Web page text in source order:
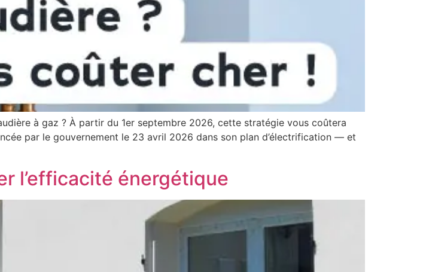
à gaz ? À partir du 1er septembre 2026, cette stratégie vous coûtera
par le gouvernement le 23 avril 2026 dans son plan d’électrification — et
l’efficacité énergétique